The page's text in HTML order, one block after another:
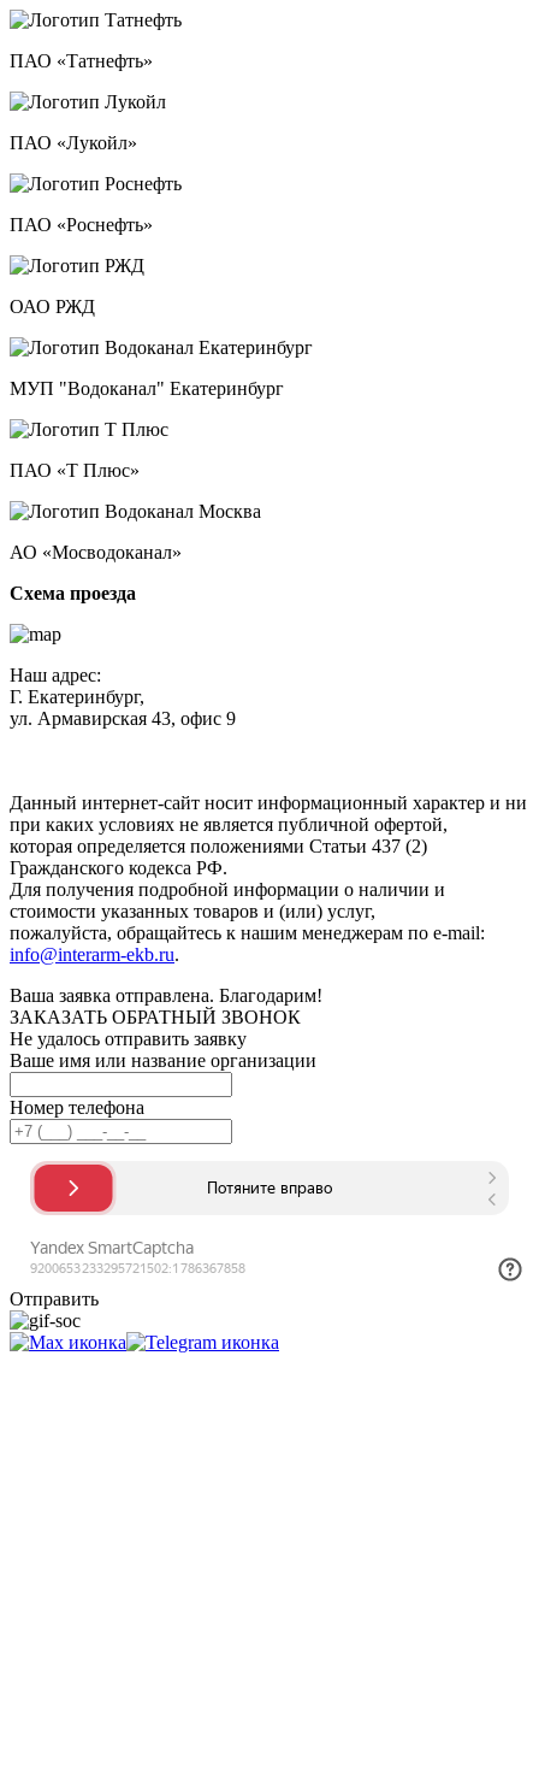
ПАО «Татнефть»
ПАО «Лукойл»
ПАО «Роснефть»
ОАО РЖД
МУП "Водоканал" Екатеринбург
ПАО «Т Плюс»
АО «Мосводоканал»
Схема проезда
Наш адрес:
Г. Екатеринбург,
ул. Армавирская 43, офис 9
Данный интернет-сайт носит информационный характер и ни
при каких условиях не является публичной офертой,
которая определяется положениями Статьи 437 (2)
Гражданского кодекса РФ.
Для получения подробной информации о наличии и
стоимости указанных товаров и (или) услуг,
пожалуйста, обращайтесь к нашим менеджерам по e-mail:
info@interarm-ekb.ru.
Ваша заявка отправлена. Благодарим!
ЗАКАЗАТЬ ОБРАТНЫЙ ЗВОНОК
Не удалось отправить заявку
Ваше имя или название организации
Номер телефона
Отправить